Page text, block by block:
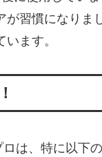
が習慣になり
ます。
は、特に以下